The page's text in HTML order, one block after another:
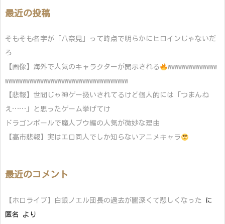
最近の投稿
そもそも名字が「八奈見」って時点で明らかにヒロインじゃないだ
ろ
【画像】海外で人気のキャラクターが開示される
wwwwwwwwwwwwww
wwwwwwwwwwwwwwwwwwwwwwwwwwwwwwwwwww
【悲報】世間じゃ神ゲー扱いされてるけど個人的には「つまんね
え……」と思ったゲーム挙げてけ
ドラゴンボールで魔人ブウ編の人気が微妙な理由
【高市悲報】実はエロ同人でしか知らないアニメキャラ
最近のコメント
【ホロライブ】白銀ノエル団長の過去が闇深くて悲しくなった
に
匿名
より